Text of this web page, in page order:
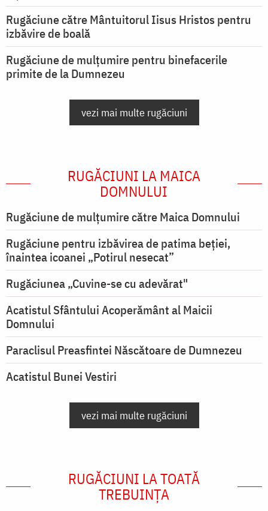
Rugăciune către Mântuitorul Iisus Hristos pentru
izbăvire de boală
Rugăciune de mulțumire pentru binefacerile
primite de la Dumnezeu
vezi mai multe rugăciuni
RUGĂCIUNI LA MAICA
DOMNULUI
Rugăciune de mulţumire către Maica Domnului
Rugăciune pentru izbăvirea de patima beției,
înaintea icoanei „Potirul nesecat”
Rugăciunea „Cuvine-se cu adevărat"
Acatistul Sfântului Acoperământ al Maicii
Domnului
Paraclisul Preasfintei Născătoare de Dumnezeu
Acatistul Bunei Vestiri
vezi mai multe rugăciuni
RUGĂCIUNI LA TOATĂ
TREBUINȚA